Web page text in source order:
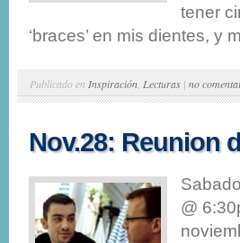
tener
‘braces’ en mis dientes, y
Publicado en Inspiración Lecturas | no
Nov.28: Reunion
@